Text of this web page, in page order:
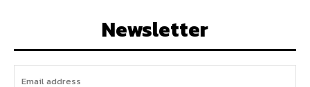
Newsletter